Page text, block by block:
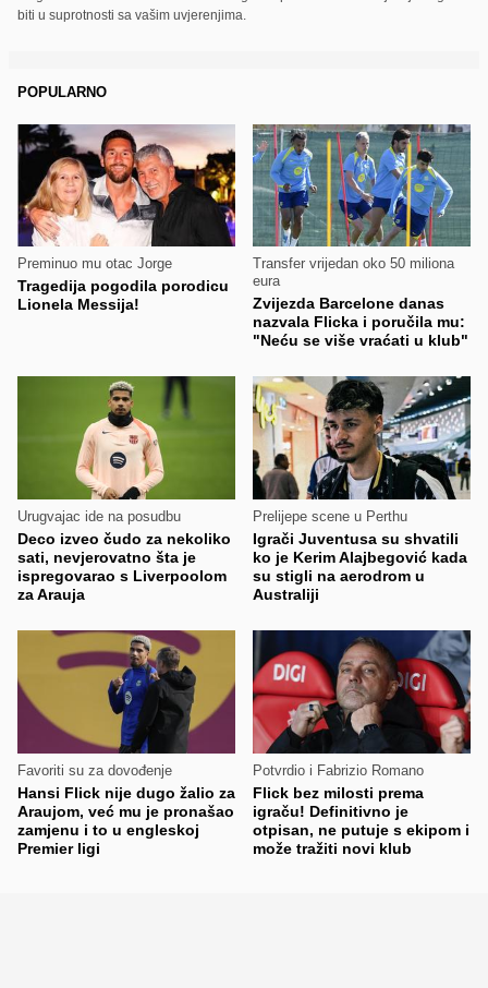
biti u suprotnosti sa vašim uvjerenjima.
POPULARNO
Preminuo mu otac Jorge
Tragedija pogodila porodicu
Lionela Messija!
Transfer vrijedan oko 50 miliona
eura
Zvijezda Barcelone danas
nazvala Flicka i poručila mu:
"Neću se više vraćati u klub"
Urugvajac ide na posudbu
Deco izveo čudo za nekoliko
sati, nevjerovatno šta je
ispregovarao s Liverpoolom
za Arauja
Prelijepe scene u Perthu
Igrači Juventusa su shvatili
ko je Kerim Alajbegović kada
su stigli na aerodrom u
Australiji
Favoriti su za dovođenje
Hansi Flick nije dugo žalio za
Araujom, već mu je pronašao
zamjenu i to u engleskoj
Premier ligi
Potvrdio i Fabrizio Romano
Flick bez milosti prema
igraču! Definitivno je
otpisan, ne putuje s ekipom i
može tražiti novi klub